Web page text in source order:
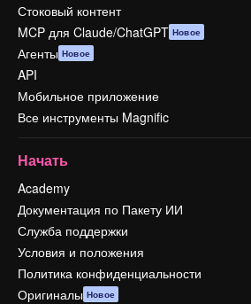
Стоковый контент
MCP для Claude/ChatGPT Новое
Агенты Новое
API
Мобильное приложение
Все инструменты Magnific
Начать
Academy
Документация по Пакету ИИ
Служба поддержки
Условия и положения
Политика конфиденциальности
Оригиналы Новое